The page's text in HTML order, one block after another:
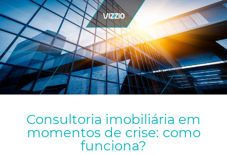
Consultoria imobiliária em
momentos de crise: como
funciona?